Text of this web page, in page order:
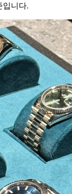
입니다.